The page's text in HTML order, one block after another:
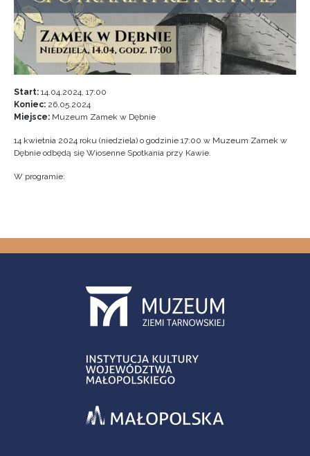
Start: 14.04.2024, 17:00
Koniec: 26.05.2024
Miejsce: Muzeum Zamek w Dębnie
14 kwietnia 2024 roku (niedziela) o godzinie 17:00 w Muzeum Zamek w
Dębnie odbędą się Wiosenne Spotkania przy Kawie.
W programie: